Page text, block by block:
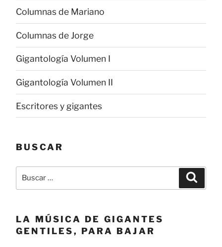
Columnas de Mariano
Columnas de Jorge
Gigantología Volumen I
Gigantología Volumen II
Escritores y gigantes
BUSCAR
Buscar
LA MÚSICA DE GIGANTES
GENTILES, PARA BAJAR